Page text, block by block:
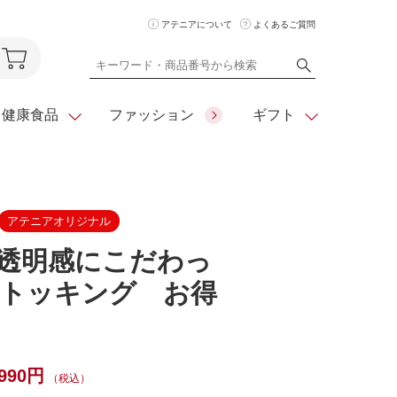
アテニアについて よくあるご質問
クレンジング
化粧水
美容液・クリーム
アイメイク
フェイスカラー
メイクグッズ
健康食品
ダイエットシリーズ
ベーシックシリーズ
全商品一覧
ファッション ギフト
住所を知らな
くても
贈れるeギフト
アテニアオリジナル
明感にこだわっ
ッキング お得
円 （税込）